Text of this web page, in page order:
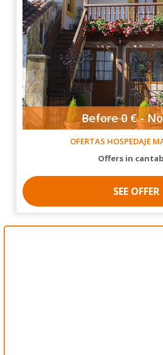
Before0 € -
OFERTAS HOSPEDAJE
offers in
SEE OFFER